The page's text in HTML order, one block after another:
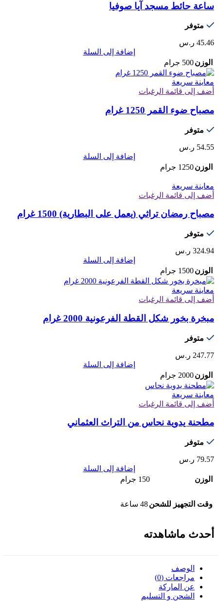
ساعة حائط مسجد آيا صوفيا
متوفر
45.46 ر.س
إضافة إلى السلة
الوزن500 جرام
معاينة سريعة
أضف إلى قائمة الرغبات
مصباح ضوء القمر 1250 غرام
متوفر
54.55 ر.س
إضافة إلى السلة
الوزن1250 جرام
معاينة سريعة
أضف إلى قائمة الرغبات
مصباح رمضان تراثي (يعمل على البطارية) 1500 غرام
متوفر
324.94 ر.س
إضافة إلى السلة
الوزن1500 جرام
معاينة سريعة
أضف إلى قائمة الرغبات
مبخرة بخور شكل القطة الفرعونية 2000 غرام
متوفر
247.77 ر.س
إضافة إلى السلة
الوزن2000 جرام
معاينة سريعة
أضف إلى قائمة الرغبات
مطحنة يدوية نحاس من التراث العثماني
متوفر
79.57 ر.س
إضافة إلى السلة
الوزن
150 جرام
وقت التجهيز للشحن48 ساعة
أحدث ماشاهدته
الوصف
مراجعات (0)
عن الماركة
الشحن و التسليم